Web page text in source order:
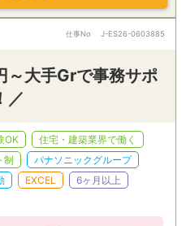
仕事No J-ES26-0603885
大手Grで事務サポ
／
OK
住宅・建築業界で働く
制
パナソニックグループ
EXCEL 6ヶ月以上